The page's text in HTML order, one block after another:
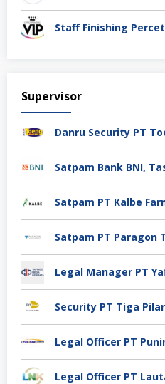
Supervisor
Danru Security PT
Satpam Bank BNI,
Satpam PT Kalbe